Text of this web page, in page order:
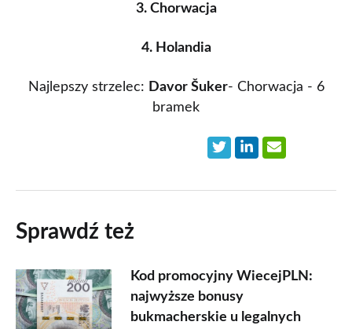
3. Chorwacja
4. Holandia
Najlepszy strzelec: Davor Šuker- Chorwacja - 6
bramek
Sprawdź też
Kod promocyjny WiecejPLN:
najwyższe bonusy
bukmacherskie u legalnych